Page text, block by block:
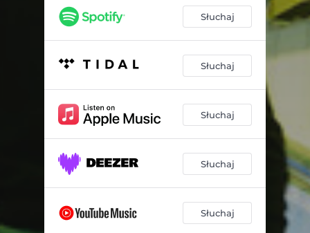
BIAŁY OBRAZ 02:21
Słuchaj
Słuchaj
Słuchaj
Słuchaj
Słuchaj